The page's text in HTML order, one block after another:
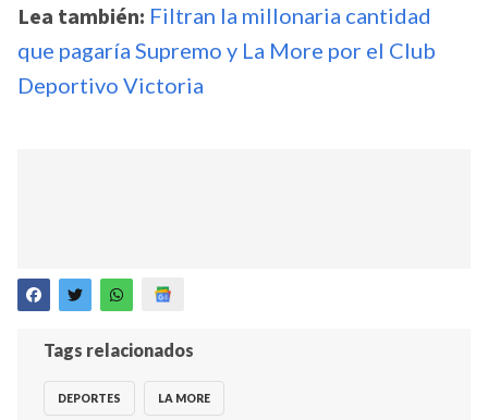
Lea también: Filtran la millonaria cantidad
que pagaría Supremo y La More por el Club
Deportivo Victoria
Tags relacionados
DEPORTES LA MORE